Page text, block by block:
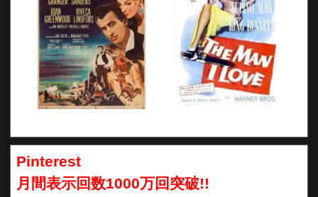
Pinterest
月間表示回数1000万回突破!!